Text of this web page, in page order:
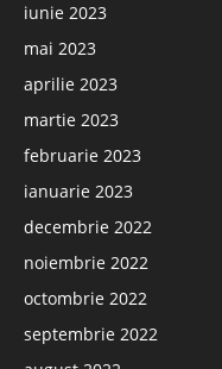
iunie 2023
mai 2023
aprilie 2023
martie 2023
februarie 2023
ianuarie 2023
decembrie 2022
noiembrie 2022
octombrie 2022
septembrie 2022